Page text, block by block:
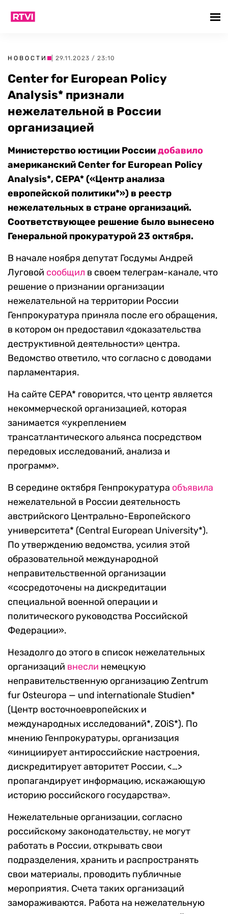
НОВОСТИ | 29.11.2023 / 23:10
Center for European Policy
Analysis* признали
нежелательной в России
организацией
Министерство юстиции Россиидобавило
американский Center for European Policy
Analysis*, CEPA* («Центр анализа
европейской политики*») в реестр
нежелательных в стране организаций.
Соответствующее решение было вынесено
Генеральной прокуратурой 23 октября.
В начале ноября депутат Госдумы Андрей
Луговой сообщил в своем телеграм-канале, что
решение о признании организации
нежелательной на территории России
Генпрокуратура приняла после его обращения,
в котором он предоставил «доказательства
деструктивной деятельности» центра.
Ведомство ответило, что согласно с доводами
парламентария.
На сайте CEPA* говорится, что центр является
некоммерческой организацией, которая
занимается «укреплением
трансатлантического альянса посредством
передовых исследований, анализа и
программ».
В середине октября Генпрокуратура объявила
нежелательной в России деятельность
австрийского Центрально-Европейского
университета* (Central European University*).
По утверждению ведомства, усилия этой
образовательной международной
неправительственной организации
«сосредоточены на дискредитации
специальной военной операции и
политического руководства Российской
Федерации».
Незадолго до этого в список нежелательных
организаций внесли немецкую
неправительственную организацию Zentrum
fur Osteuropa — und internationale Studien*
(Центр восточноевропейских и
международных исследований*, ZOiS*). По
мнению Генпрокуратуры, организация
«инициирует антироссийские настроения,
дискредитирует авторитет России, <…>
пропагандирует информацию, искажающую
историю российского государства».
Нежелательные организации, согласно
российскому законодательству, не могут
работать в России, открывать свои
подразделения, хранить и распространять
свои материалы, проводить публичные
мероприятия. Счета таких организаций
замораживаются. Работа на нежелательную